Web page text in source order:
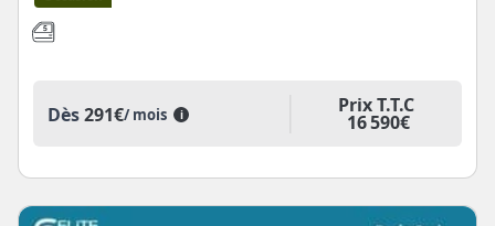
Dès291€/ mois i Prix T.T.C
16 590€